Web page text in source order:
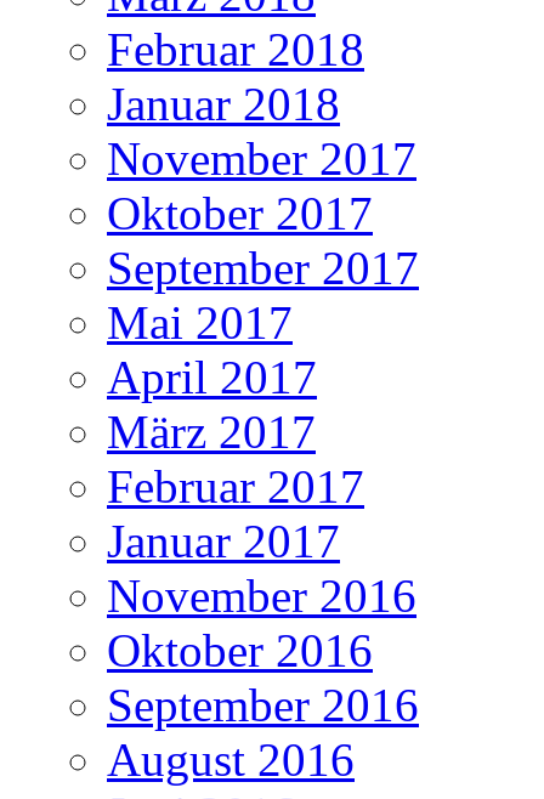
Februar 2018
Januar 2018
November 2017
Oktober 2017
September 2017
Mai 2017
April 2017
März 2017
Februar 2017
Januar 2017
November 2016
Oktober 2016
September 2016
August 2016